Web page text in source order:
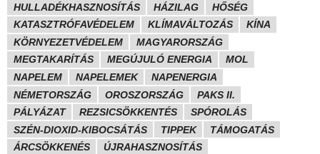
HULLADÉKHASZNOSÍTÁS
HÁZILAG
HŐSÉG
KATASZTRÓFAVÉDELEM
KLÍMAVÁLTOZÁS
KÍNA
KÖRNYEZETVÉDELEM
MAGYARORSZÁG
MEGTAKARÍTÁS
MEGÚJULÓ ENERGIA
MOL
NAPELEM
NAPELEMEK
NAPENERGIA
NÉMETORSZÁG
OROSZORSZÁG
PAKS II.
PÁLYÁZAT
REZSICSÖKKENTÉS
SPÓROLÁS
SZÉN-DIOXID-KIBOCSÁTÁS
TIPPEK
TÁMOGATÁS
ÁRCSÖKKENÉS
ÚJRAHASZNOSÍTÁS